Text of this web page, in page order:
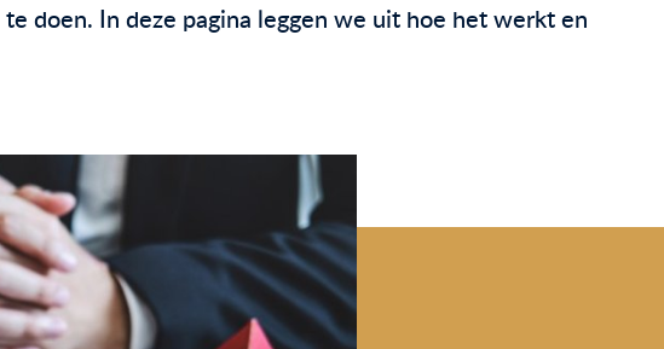
doen. In deze pagina leggen we uit hoe het werkt en